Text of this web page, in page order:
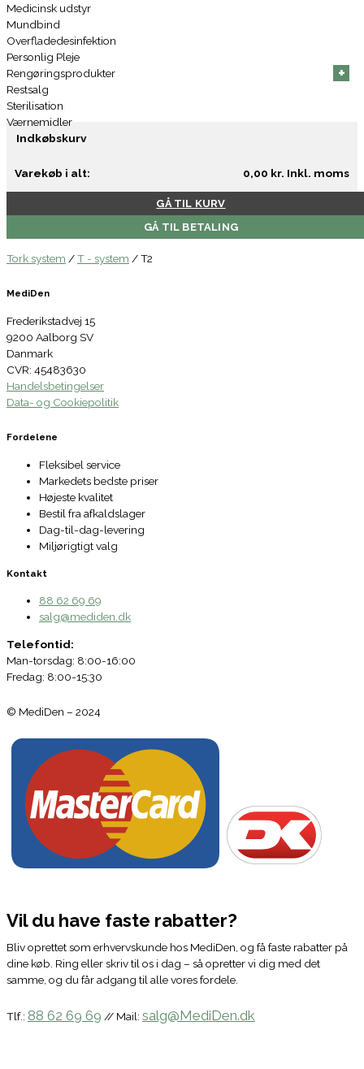
Medicinsk udstyr
Mundbind
Overfladedesinfektion
Personlig Pleje
Rengøringsprodukter
+
+
+
+
+
+
Restsalg
Sterilisation
Værnemidler
Indkøbskurv
Varekøb i alt: 0,00 kr. Inkl. moms
GÅ TIL KURV
GÅ TIL BETALING
Tork system /T - system /T2
MediDen
Frederikstadvej 15
9200 Aalborg SV
Danmark
CVR: 45483630
Handelsbetingelser
Data- og Cookiepolitik
Fordelene
Fleksibel service
Markedets bedste priser
Højeste kvalitet
Bestil fra afkaldslager
Dag-til-dag-levering
Miljørigtigt valg
Kontakt
88 62 69 69
salg@mediden.dk
Telefontid:
Man-torsdag: 8:00-16:00
Fredag: 8:00-15:30
© MediDen – 2024
Vil du have faste rabatter?
Bliv oprettet som erhvervskunde hos MediDen, og få faste rabatter på
dine køb. Ring eller skriv til os i dag – så opretter vi dig med det
samme, og du får adgang til alle vores fordele.
Tlf.: 88 62 69 69 // Mail: salg@MediDen.dk